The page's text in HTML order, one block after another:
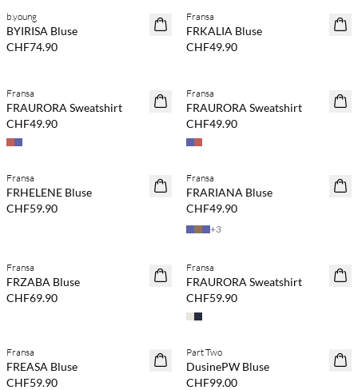
NEUHEITEN
b.young
BYIRISA Bluse
CHF74.90
NEUHEITEN
Fransa
FRKALIA Bluse
CHF49.90
NEUHEITEN
Fransa
FRAURORA Sweatshirt
CHF49.90
NEUHEITEN
Fransa
FRAURORA Sweatshirt
CHF49.90
NEUHEITEN
Kaufe mind. 2 & spare 20 %
Fransa
FRHELENE Bluse
CHF59.90
NEUHEITEN
Kaufe mind. 2 & spare 20 %
Fransa
FRARIANA Bluse
CHF49.90
+3
NEUHEITEN
Fransa
FRZABA Bluse
CHF69.90
NEUHEITEN
Fransa
FRAURORA Sweatshirt
CHF59.90
NEUHEITEN
Fransa
FREASA Bluse
CHF59.90
NEUHEITEN
Kaufe mind. 2 & spare 20 %
Part Two
DusinePW Bluse
CHF99.00